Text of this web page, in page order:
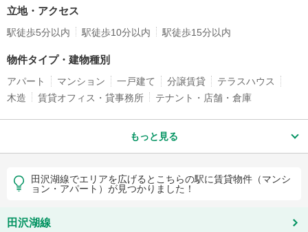
立地・アクセス
駅徒歩5分以内 駅徒歩10分以内 駅徒歩15分以内
物件タイプ・建物種別
アパート マンション 一戸建て 分譲賃貸
テラスハウス
木造
賃貸オフィス・貸事務所 テナント・店舗・倉庫
もっと見る
田沢湖線でエリアを広げるとこちらの駅に賃貸物件（マンシ
ョン・アパート）が見つかりました！
田沢湖線